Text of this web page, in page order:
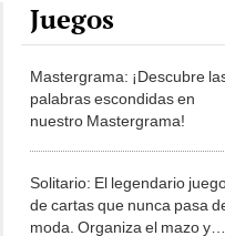
Juegos
Mastergrama: ¡Descubre
palabras escondidas en
nuestro Mastergrama!
Solitario: El legendario
de cartas que nunca pasa
moda. Organiza el mazo y